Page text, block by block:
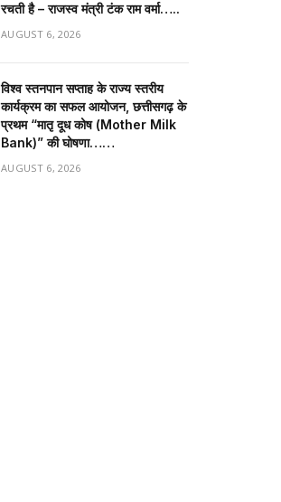
रचती है – राजस्व मंत्री टंक राम वर्मा…..
AUGUST 6, 2026
विश्व स्तनपान सप्ताह के राज्य स्तरीय
कार्यक्रम का सफल आयोजन, छत्तीसगढ़ के
प्रथम “मातृ दूध कोष (Mother Milk
Bank)” की घोषणा……
AUGUST 6, 2026